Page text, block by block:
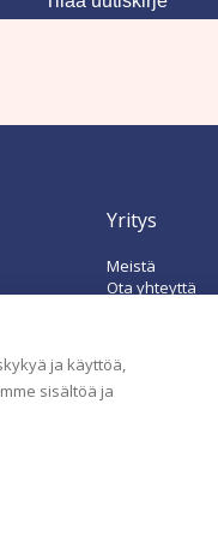
ja käyttöä,
sisältöä ja
Yritys
Meistä
Ota yhteyttä